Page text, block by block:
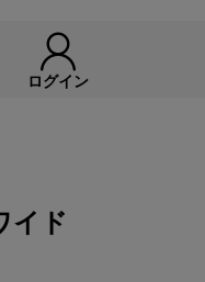
ログイン
イド